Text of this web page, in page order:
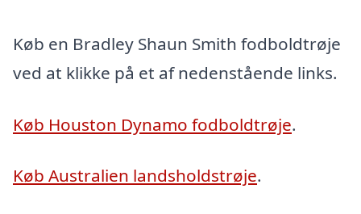
Køb en Bradley Shaun Smith fodboldtrøje
ved at klikke på et af nedenstående links.
Køb Houston Dynamo fodboldtrøje.
Køb Australien landsholdstrøje.